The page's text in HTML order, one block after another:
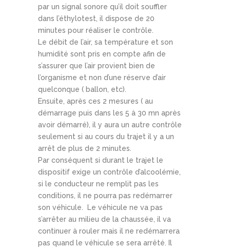
par un signal sonore qu’il doit souffler
dans l’éthylotest, il dispose de 20
minutes pour réaliser le contrôle.
Le débit de l’air, sa température et son
humidité sont pris en compte afin de
s’assurer que l’air provient bien de
l’organisme et non d’une réserve d’air
quelconque ( ballon, etc).
Ensuite, après ces 2 mesures ( au
démarrage puis dans les 5 à 30 mn après
avoir démarré), il y aura un autre contrôle
seulement si au cours du trajet il y a un
arrêt de plus de 2 minutes.
Par conséquent si durant le trajet le
dispositif exige un contrôle d’alcoolémie,
si le conducteur ne remplit pas les
conditions, il ne pourra pas redémarrer
son véhicule. Le véhicule ne va pas
s’arrêter au milieu de la chaussée, il va
continuer à rouler mais il ne redémarrera
pas quand le véhicule se sera arrêté. Il